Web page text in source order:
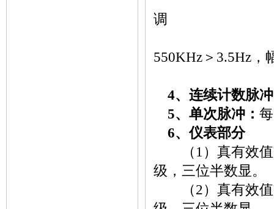
调
550KHz＞3.5Hz，
4、连续计数脉
5、单次脉冲：
6、仪表部分
（1）真有效值
级，三位半数显。
（2）真有效值